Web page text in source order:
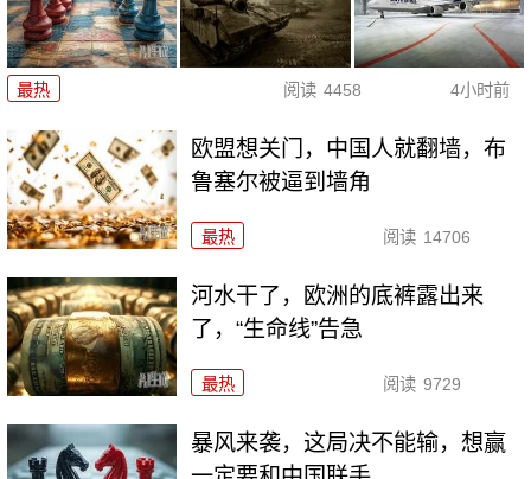
最热 阅读 4458 4小时前
欧盟想关门，中国人就翻墙，布
鲁塞尔被逼到墙角
最热 阅读 14706
河水干了，欧洲的底裤露出来
了，“生命线”告急
最热 阅读 9729
暴风来袭，这局决不能输，想赢